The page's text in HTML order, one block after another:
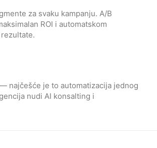
za svaku kampanju. A/B
ROI i automatskom
najčešće je to automatizacija jednog
nudi AI konsalting i